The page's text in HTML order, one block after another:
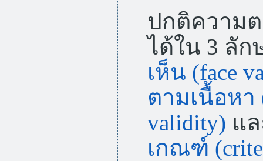
ปกติความ
ได้ใน 3 ลั
เห็น (face
ตามเนื้อหา
validity) แ
เกณฑ์